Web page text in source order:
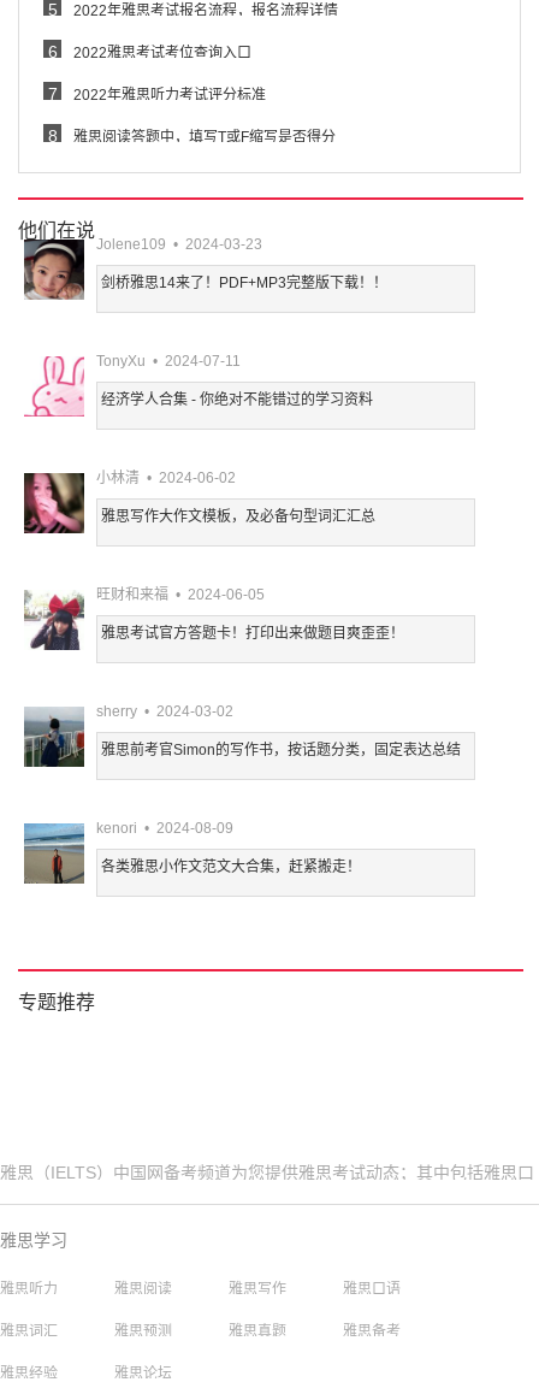
5 2022年雅思考试报名流程，报名流程详情
6 2022雅思考试考位查询入口
7 2022年雅思听力考试评分标准
8 雅思阅读答题中，填写T或F缩写是否得分
他们在说
Jolene109 • 2024-03-23
剑桥雅思14来了！PDF+MP3完整版下载！！
TonyXu • 2024-07-11
经济学人合集 - 你绝对不能错过的学习资料
小林清 • 2024-06-02
雅思写作大作文模板，及必备句型词汇汇总
旺财和来福 • 2024-06-05
雅思考试官方答题卡！打印出来做题目爽歪歪！
sherry • 2024-03-02
雅思前考官Simon的写作书，按话题分类，固定表达总结
kenori • 2024-08-09
各类雅思小作文范文大合集，赶紧搬走！
专题推荐
雅思（IELTS）中国网备考频道为您提供雅思考试动态；其中包括雅思口
雅思学习
雅思听力 雅思阅读 雅思写作 雅思口语
雅思词汇 雅思预测 雅思真题 雅思备考
雅思经验 雅思论坛